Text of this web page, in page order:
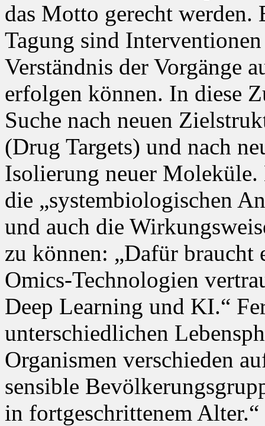
das Motto gerecht werden.
Tagung sind
Verständnis der Vorgänge
erfolgen können. In diese
Suche nach neuen
(Drug Targets) und nach
Isolierung neuer
die „systembiologischen
und auch die
zu können: „Dafür braucht
Omics-Technologien
Deep Learning und KI.“
unterschiedlichen
Organismen verschieden
sensible
in fortgeschrittenem Alter.“